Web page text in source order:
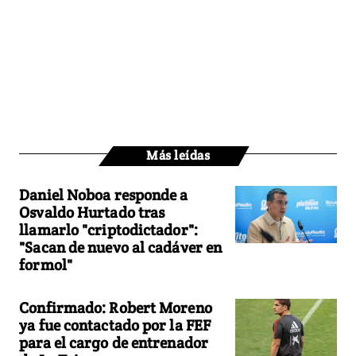
Más leídas
Daniel Noboa responde a
Osvaldo Hurtado tras
llamarlo "criptodictador":
"Sacan de nuevo al cadáver en
formol"
Confirmado: Robert Moreno
ya fue contactado por la FEF
para el cargo de entrenador